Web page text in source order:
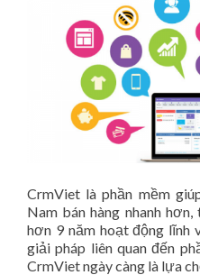
CrmViet là phần mềm
Nam bán hàng nhanh
hơn 9 năm hoạt động lĩnh
giải pháp liên quan đến
CrmViet ngày càng là lựa